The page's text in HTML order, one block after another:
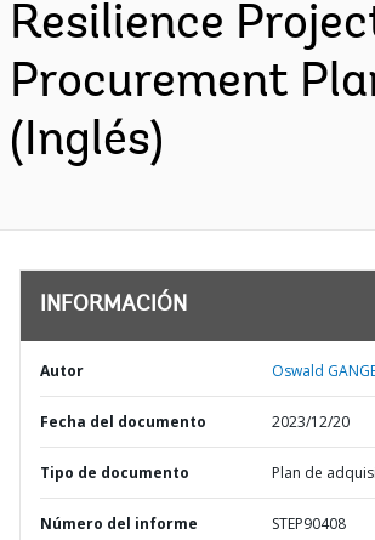
Resilience
Procurement
(Inglés)
INFORMACIÓN
Autor Oswald
Fecha del documento 2023/12/20
Tipo de documento Plan de
Número del informe STEP90408